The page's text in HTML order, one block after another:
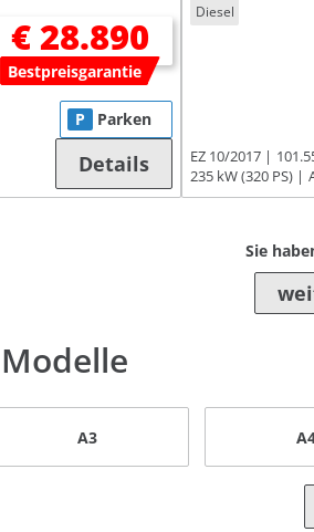
€ 28.890
Bestpreisgarantie
P Parken
Details
Diesel
EZ 10/2017
235 kW (320 PS)
Sie
A3